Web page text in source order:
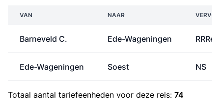
VAN NAAR
Barneveld C. Ede-Wageningen
Ede-Wageningen Soest NS
Totaal aantal tariefeenheden voor deze reis: 74